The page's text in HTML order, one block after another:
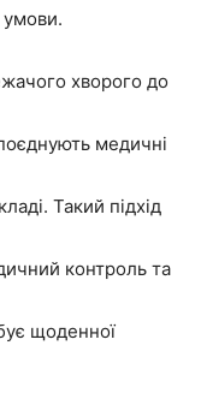
хворого до
медичні
Такий підхід
контроль та
щоденної